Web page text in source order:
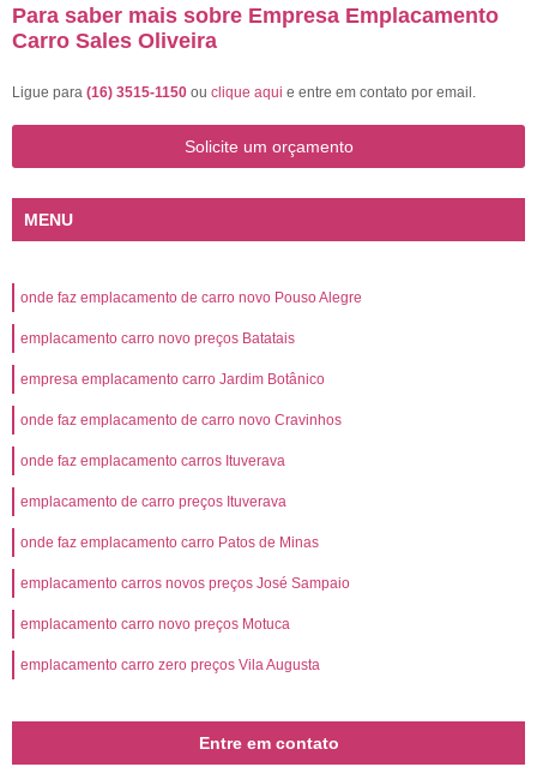
Para saber mais sobre Empresa Emplacamento
Carro Sales Oliveira
Ligue para (16) 3515-1150 ou clique aqui e entre em contato por email.
Solicite um orçamento
MENU
onde faz emplacamento de carro novo Pouso Alegre
emplacamento carro novo preços Batatais
empresa emplacamento carro Jardim Botânico
onde faz emplacamento de carro novo Cravinhos
onde faz emplacamento carros Ituverava
emplacamento de carro preços Ituverava
onde faz emplacamento carro Patos de Minas
emplacamento carros novos preços José Sampaio
emplacamento carro novo preços Motuca
emplacamento carro zero preços Vila Augusta
Entre em contato